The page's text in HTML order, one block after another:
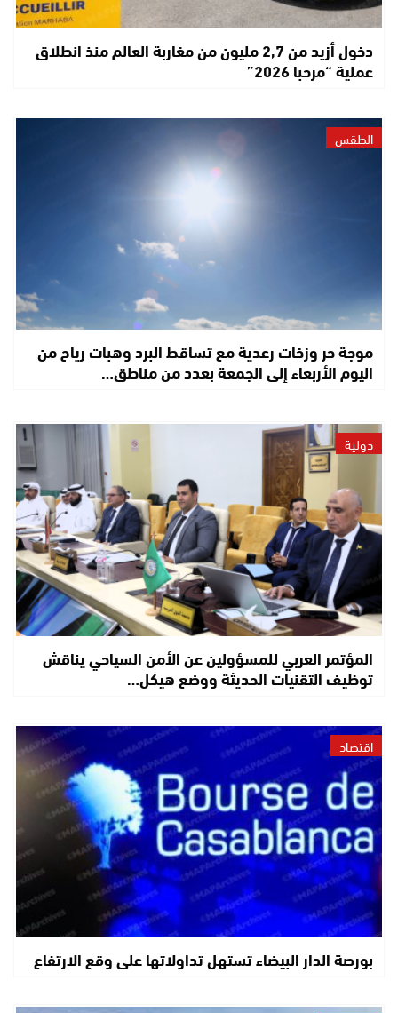
دخول أزيد من 2,7 مليون من مغاربة العالم منذ انطلاق
عملية “مرحبا 2026”
الطقس
موجة حر وزخات رعدية مع تساقط البرد وهبات رياح من
اليوم الأربعاء إلى الجمعة بعدد من مناطق…
دولية
المؤتمر العربي للمسؤولين عن الأمن السياحي يناقش
توظيف التقنيات الحديثة ووضع هيكل…
اقتصاد
بورصة الدار البيضاء تستهل تداولاتها على وقع الارتفاع